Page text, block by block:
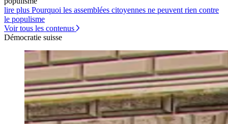
lire plus Pourquoi les assemblées citoyennes ne peuvent rien contre
le populisme
Voir tous les contenus
Démocratie suisse